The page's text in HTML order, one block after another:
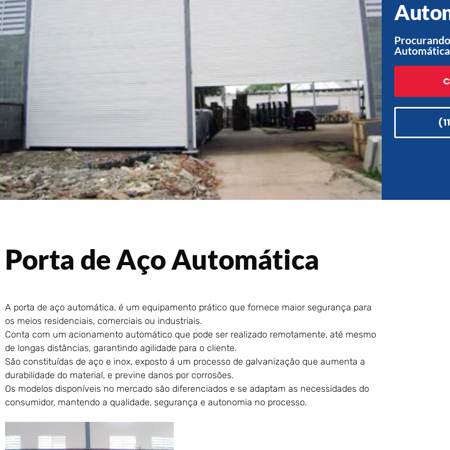
Porta de Aço Automática
A porta de aço automática, é um equipamento prático que fornece maior segurança para
os meios residenciais, comerciais ou industriais.
Conta com um acionamento automático que pode ser realizado remotamente, até mesmo
de longas distâncias, garantindo agilidade para o cliente.
São constituídas de aço e inox, exposto á um processo de galvanização que aumenta a
durabilidade do material, e previne danos por corrosões.
Os modelos disponíveis no mercado são diferenciados e se adaptam as necessidades do
consumidor, mantendo a qualidade, segurança e autonomia no processo.